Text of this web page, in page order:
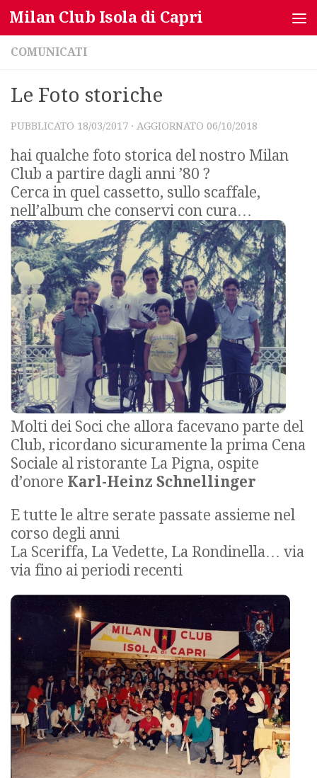
Salta al contenuto
Milan Club Isola di Capri
COMUNICATI
Le Foto storiche
PUBBLICATO 18/03/2017 · AGGIORNATO 06/10/2018
hai qualche foto storica del nostro Milan
Club a partire dagli anni ’80 ?
Cerca in quel cassetto, sullo scaffale,
nell’album che conservi con cura…
Molti dei Soci che allora facevano parte del
Club, ricordano sicuramente la prima Cena
Sociale al ristorante La Pigna, ospite
d’onore Karl-Heinz Schnellinger
E tutte le altre serate passate assieme nel
corso degli anni
La Sceriffa, La Vedette, La Rondinella… via
via fino ai periodi recenti